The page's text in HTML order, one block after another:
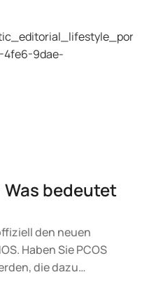
Arzt auf Grundlage
und Ihres
Was bedeutet
den neuen
Haben Sie PCOS
die dazu
sich zunächst nichts.